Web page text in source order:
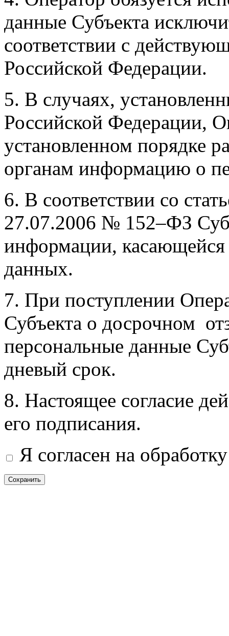
данные Субъекта
соответствии с
Российской Федерации.
5. В случаях,
Российской Федерации,
установленном порядке
органам информацию о
6. В соответствии со
27.07.2006 № 152–ФЗ
информации, касающейся
данных.
7. При поступлении
Субъекта о досрочном
персональные данные
дневый срок.
8. Настоящее согласие
его подписания.
Я согласен на